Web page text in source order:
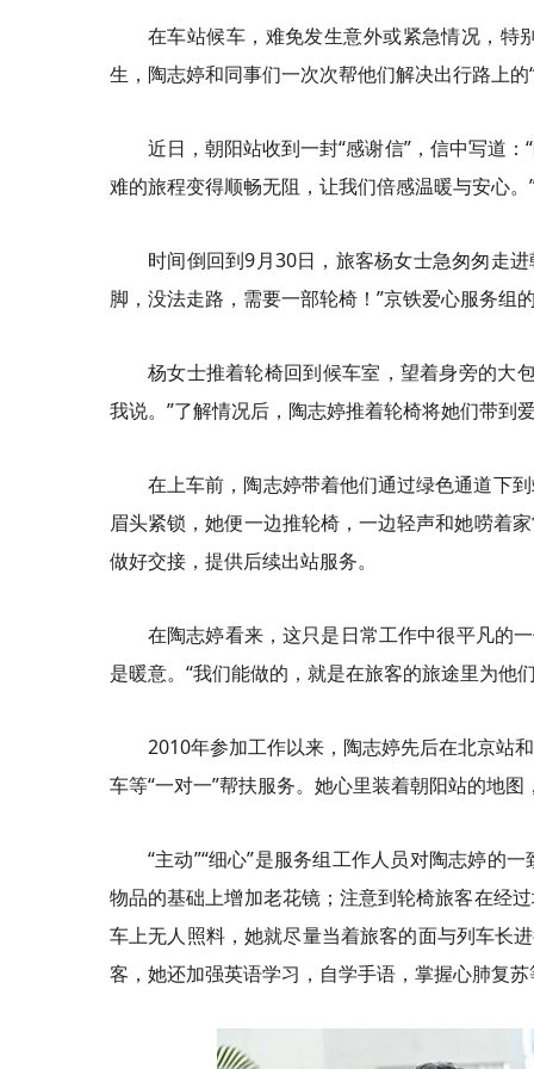
在车站候车，难免发生意外或紧急情况，特
生，陶志婷和同事们一次次帮他们解决出行路上的
近日，朝阳站收到一封“感谢信”，信中写道
难的旅程变得顺畅无阻，让我们倍感温暖与安心。
时间倒回到9月30日，旅客杨女士急匆匆走
脚，没法走路，需要一部轮椅！”京铁爱心服务
杨女士推着轮椅回到候车室，望着身旁的大
我说。”了解情况后，陶志婷推着轮椅将她们带到
在上车前，陶志婷带着他们通过绿色通道下
眉头紧锁，她便一边推轮椅，一边轻声和她唠着
做好交接，提供后续出站服务。
在陶志婷看来，这只是日常工作中很平凡的
是暖意。“我们能做的，就是在旅客的旅途里为他
2010年参加工作以来，陶志婷先后在北京站
车等“一对一”帮扶服务。她心里装着朝阳站的地
“主动”“细心”是服务组工作人员对陶志婷的
物品的基础上增加老花镜；注意到轮椅旅客在经
车上无人照料，她就尽量当着旅客的面与列车长
客，她还加强英语学习，自学手语，掌握心肺复